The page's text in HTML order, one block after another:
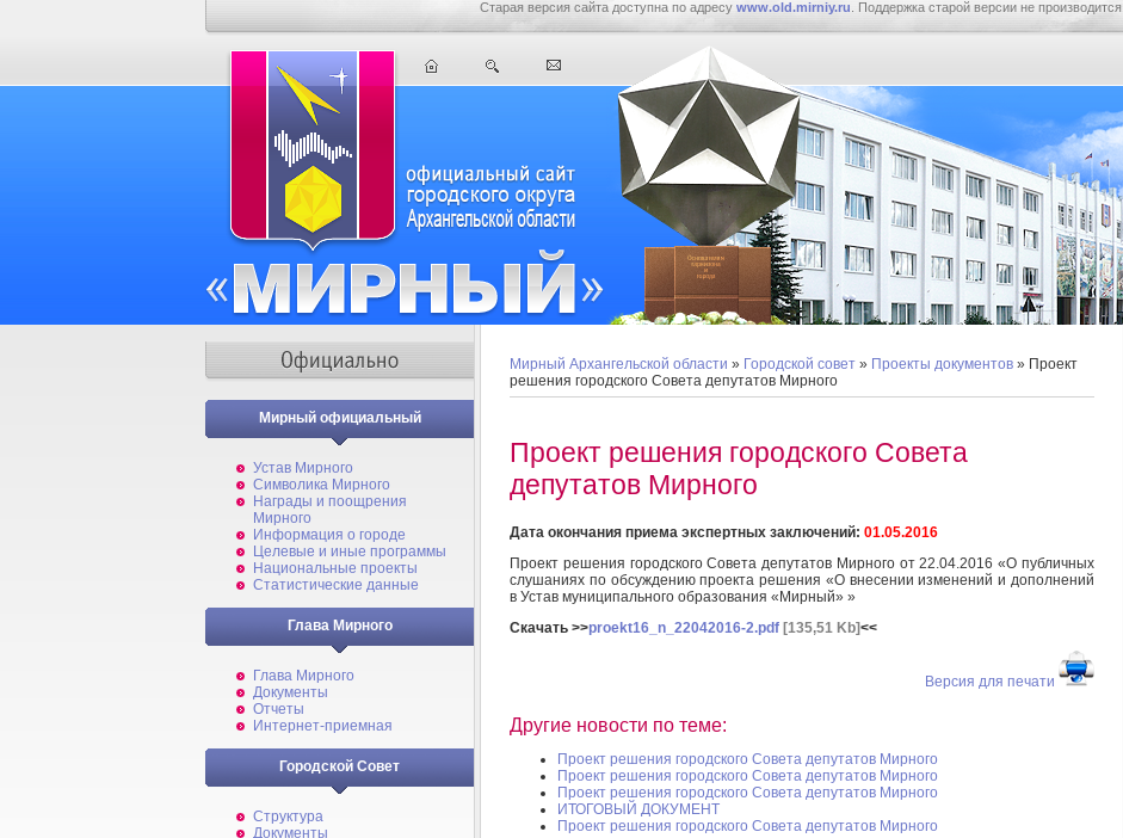
Старая версия сайта доступна по адресу www.old.mirniy.ru . Поддержка старой версии не производится.
Мирный официальный
Устав Мирного
Символика Мирного
Награды и поощрения
Мирного
Информация о городе
Целевые и иные программы
Национальные проекты
Статистические данные
Глава Мирного
Глава Мирного
Документы
Отчеты
Интернет-приемная
Городской Совет
Структура
Документы
Мирный Архангельской области » Городской совет » Проекты документов » Проект
решения городского Совета депутатов Мирного
Проект решения городского Совета
депутатов Мирного
Дата окончания приема экспертных заключений: 01.05.2016
Проект решения городского Совета депутатов Мирного от 22.04.2016 «О публичных
слушаниях по обсуждению проекта решения «О внесении изменений и дополнений
в Устав муниципального образования «Мирный» »
Скачать >>proekt16_n_22042016-2.pdf [135,51 Kb]<<
Версия для печати
Другие новости по теме:
Проект решения городского Совета депутатов Мирного
Проект решения городского Совета депутатов Мирного
Проект решения городского Совета депутатов Мирного
ИТОГОВЫЙ ДОКУМЕНТ
Проект решения городского Совета депутатов Мирного